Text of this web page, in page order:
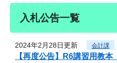
入札公告一覧
2024年2月28日更新 会計課
【再度公告】R6講習用教